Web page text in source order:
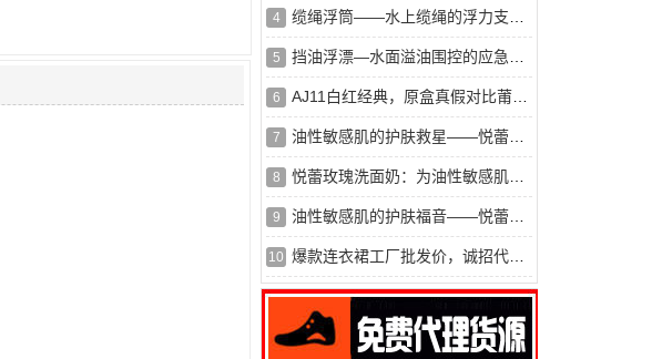
4 缆绳浮筒——水上缆绳的浮力支撑与保护
5 挡油浮漂—水面溢油围控的应急屏障
6 AJ11白红经典，原盒真假对比莆田鞋对比*莆田鞋。区别在哪？
7 油性敏感肌的护肤救星——悦蕾洗面奶
8 悦蕾玫瑰洗面奶：为油性敏感肌开启护肤新篇
9 油性敏感肌的护肤福音——悦蕾玫瑰莹润净颜慕斯
10 爆款连衣裙工厂批发价，诚招代理一件代发